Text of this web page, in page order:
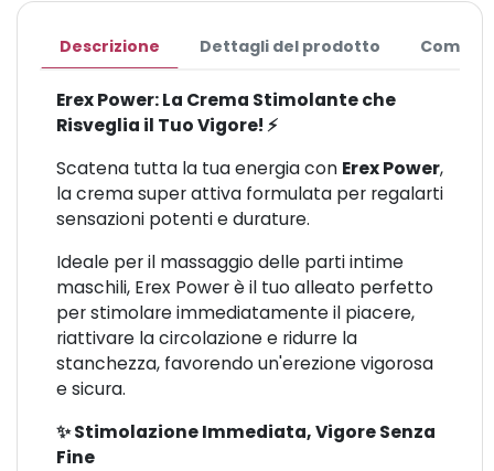
Descrizione Dettagli del prodotto
Erex Power: La Crema Stimolante che
Risveglia il Tuo Vigore! ⚡
Scatena tutta la tua energia con Erex Power,
la crema super attiva formulata per regalarti
sensazioni potenti e durature.
Ideale per il massaggio delle parti intime
maschili, Erex Power è il tuo alleato perfetto
per stimolare immediatamente il piacere,
riattivare la circolazione e ridurre la
stanchezza, favorendo un'erezione vigorosa
e sicura.
✨ Stimolazione Immediata, Vigore Senza
Fine